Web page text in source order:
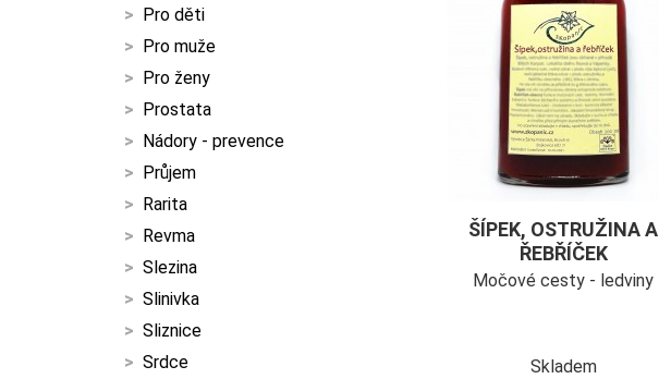
Pro děti
Pro muže
Pro ženy
Prostata
Nádory - prevence
Průjem
Rarita
Revma
Slezina
Slinivka
Sliznice
Srdce
ŠÍPEK, OSTRUŽINA A
ŘEBŘÍČEK
Močové cesty - ledviny
Skladem